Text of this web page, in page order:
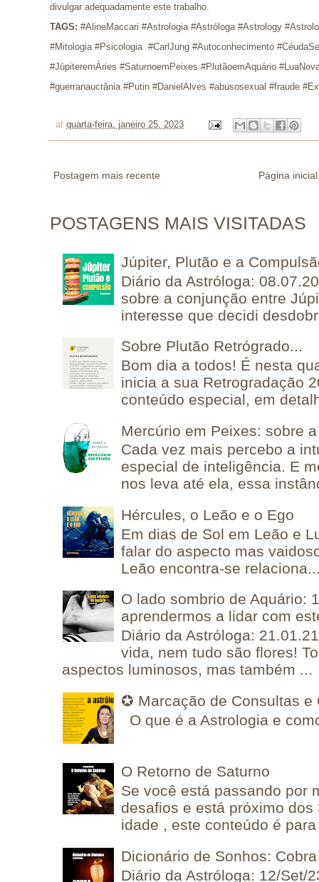
divulgar adequadamente este trabalho.
TAGS: #AlineMaccari #Astrologia #Astróloga #Astrology
#Mitologia #Psicologia  #CarlJung #Autoconhecimento
#JúpiteremÁries #SaturnoemPeixes #PlutãoemAquário
#guerranaucrânia #Putin #DanielAlves #abusosexual #fraude
at quarta-feira, janeiro 25, 2023
Postagem mais recente Página inicial
POSTAGENS MAIS VISITADAS
Júpiter, Plutão e a
Diário da Astróloga:
sobre a conjunção entre
interesse que decidi
Sobre Plutão Retrógrado...
Bom dia a todos! É nesta
inicia a sua Retrogradação
conteúdo especial, em
Mercúrio em Peixes: sobre
Cada vez mais percebo a
especial de inteligência. E
nos leva até ela, essa
Hércules, o Leão e o Ego
Em dias de Sol em Leão e
falar do aspecto mas
Leão encontra-se
O lado sombrio de Aquário:
aprendermos a lidar com
Diário da Astróloga:
vida, nem tudo são flores!
aspectos luminosos, mas também ...
✪ Marcação de Consultas e
O que é a Astrologia e
O Retorno de Saturno
Se você está passando por
desafios e está próximo
idade , este conteúdo é
Dicionário de Sonhos: Cobra
Diário da Astróloga: 12/Set/